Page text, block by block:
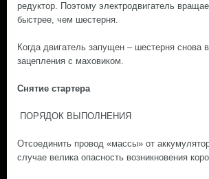
редуктор. Поэтому электродвигатель
быстрее, чем шестерня.
Когда двигатель запущен – шестерня снова
зацепления с маховиком.
Снятие стартера
ПОРЯДОК ВЫПОЛНЕНИЯ
Отсоединить провод «массы» от
случае велика опасность возникновения